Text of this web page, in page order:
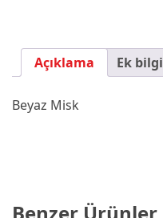
Açıklama Ek bilgi
Beyaz Misk